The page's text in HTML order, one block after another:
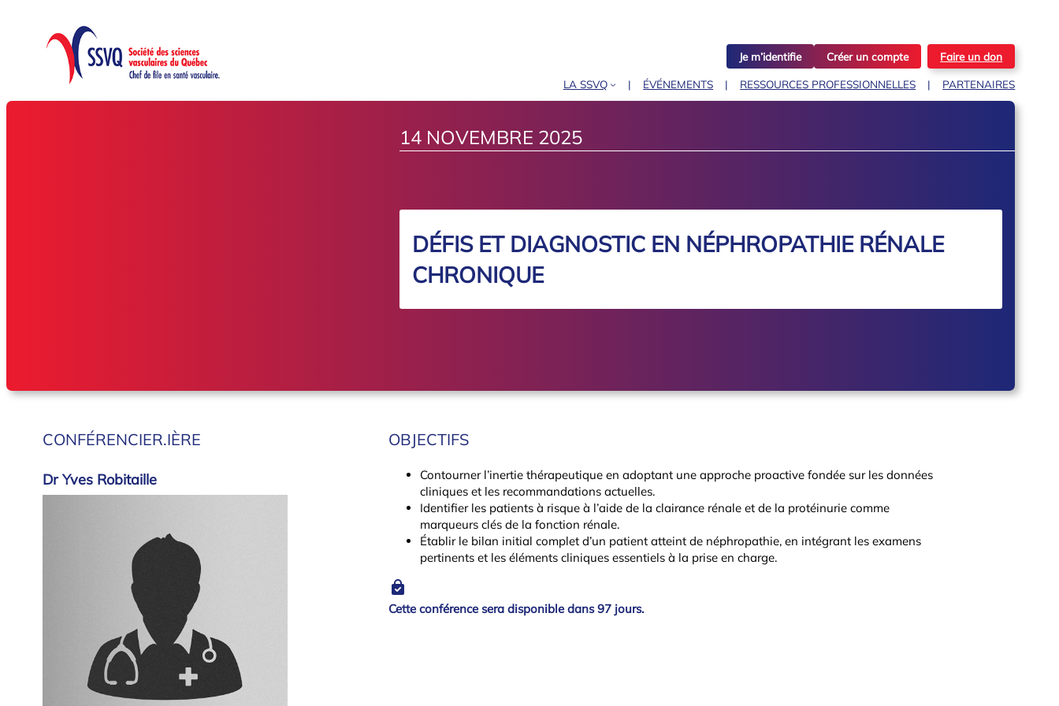
Je m’identifie Créer un compte Faire un don
LA SSVQ ÉVÉNEMENTS RESSOURCES PROFESSIONNELLES PARTENAIRES
14 NOVEMBRE 2025
DÉFIS ET DIAGNOSTIC EN NÉPHROPATHIE RÉNALE
CHRONIQUE
CONFÉRENCIER.IÈRE
Dr Yves Robitaille
OBJECTIFS
Contourner l’inertie thérapeutique en adoptant une approche proactive fondée sur les données
cliniques et les recommandations actuelles.
Identifier les patients à risque à l’aide de la clairance rénale et de la protéinurie comme
marqueurs clés de la fonction rénale.
Établir le bilan initial complet d’un patient atteint de néphropathie, en intégrant les examens
pertinents et les éléments cliniques essentiels à la prise en charge.
Cette conférence sera disponible dans 97 jours.